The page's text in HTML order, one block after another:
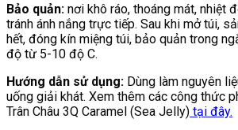
Bảo quản: nơi khô ráo, thoáng mát, nhiệt
tránh ánh nắng trực tiếp. Sau khi mở túi,
hết, đóng kín miệng túi, bảo quản trong
độ từ 5-10 độ C.
Hướng dẫn sử dụng: Dùng làm nguyên
uống giải khát. Xem thêm các công thức
Trân Châu 3Q Caramel (Sea Jelly) tại đây.